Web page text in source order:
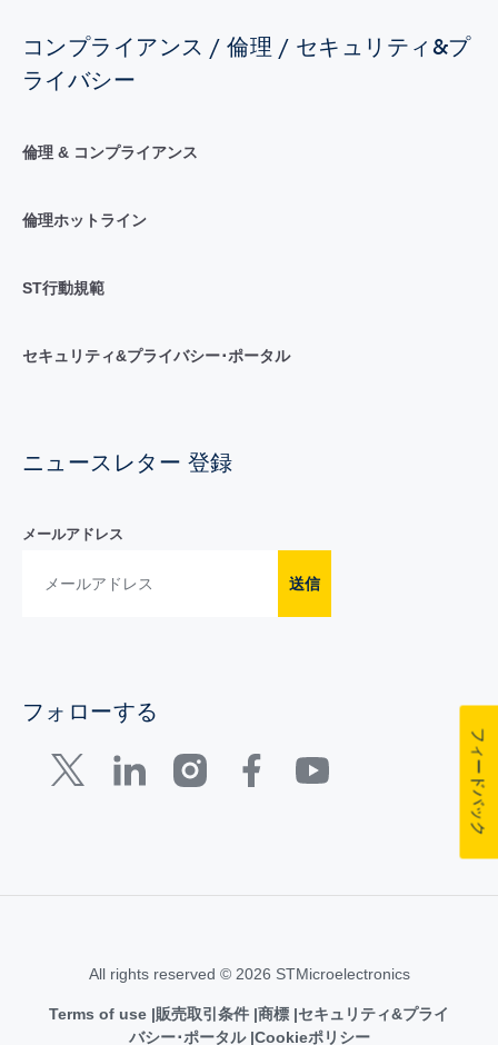
コンプライアンス / 倫理 / セキュリティ&プ
ライバシー
倫理 & コンプライアンス
倫理ホットライン
ST行動規範
セキュリティ&プライバシー･ポータル
ニュースレター 登録
メールアドレス
送信
フォローする
All rights reserved © 2026 STMicroelectronics
Terms of use 販売取引条件 商標 セキュリティ&プライ
バシー･ポータル Cookieポリシー
フィードバック